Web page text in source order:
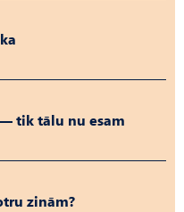
tik tālu nu esam
zinām?